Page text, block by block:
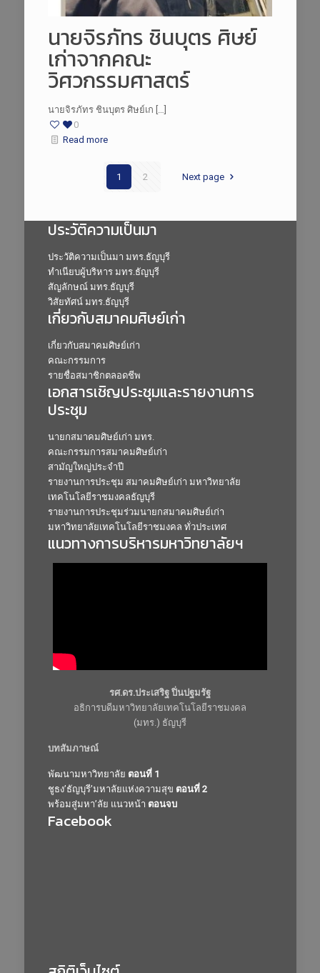
นายจิรภัทร ชินบุตร ศิษย์
เก่าจากคณะ
วิศวกรรมศาสตร์
นายจิรภัทร ชินบุตร ศิษย์เก […]
0
Read more
1 2 Next page
ประวัติความเป็นมา
ประวัติความเป็นมา มทร.ธัญบุรี
ทำเนียบผู้บริหาร มทร.ธัญบุรี
สัญลักษณ์ มทร.ธัญบุรี
วิสัยทัศน์ มทร.ธัญบุรี
เกี่ยวกับสมาคมศิษย์เก่า
เกี่ยวกับสมาคมศิษย์เก่า
คณะกรรมการ
รายชื่อสมาชิกตลอดชีพ
เอกสารเชิญประชุมและรายงานการ
ประชุม
นายกสมาคมศิษย์เก่า มทร.
คณะกรรมการสมาคมศิษย์เก่า
สามัญใหญ่ประจำปี
รายงานการประชุม สมาคมศิษย์เก่า มหาวิทยาลัย
เทคโนโลยีราชมงคลธัญบุรี
รายงานการประชุมร่วมนายกสมาคมศิษย์เก่า
มหาวิทยาลัยเทคโนโลยีราชมงคล ทั่วประเทศ
แนวทางการบริหารมหาวิทยาลัยฯ
รศ.ดร.ประเสริฐ ปิ่นปฐมรัฐ
อธิการบดีมหาวิทยาลัยเทคโนโลยีราชมงคล
(มทร.) ธัญบุรี
บทสัมภาษณ์
พัฒนามหาวิทยาลัย ตอนที่ 1
ชูธง’ธัญบุรี’มหาลัยแห่งความสุข ตอนที่ 2
พร้อมสู่มหา’ลัย แนวหน้า ตอนจบ
Facebook